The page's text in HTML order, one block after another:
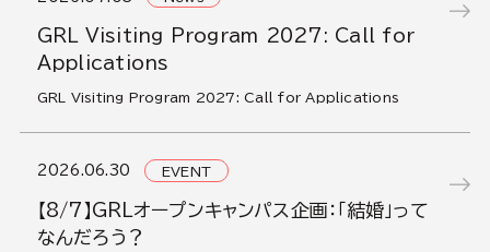
GRL Visiting Program 2027: Call for
Applications
GRL Visiting Program 2027: Call for Applications
2026.06.30 EVENT
【8/7】GRLオープンキャンパス企画：「結婚」って
なんだろう？